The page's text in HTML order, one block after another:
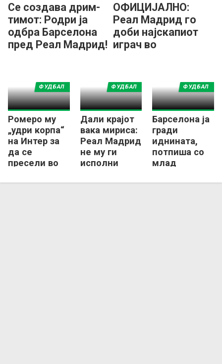
Се создава дрим-
тимот: Родри ја
одбра Барселона
пред Реал Мадрид!
ОФИЦИЈАЛНО:
Реал Мадрид го
доби најскапиот
играч во
Ромеро му
„удри корпа“
на Интер за
да се
пресели во
ФУДБАЛ
Дали крајот
вака мириса:
Реал Мадрид
не му ги
исполни
Винициус!
ФУДБАЛ
Барселона ја
гради
иднината,
потпиша со
млад
талент од
ФУДБАЛ